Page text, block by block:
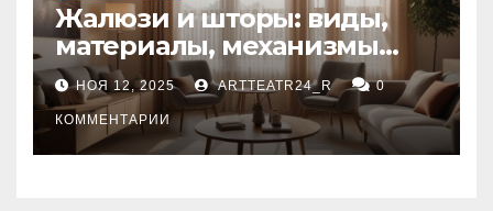
Жалюзи и шторы: виды,
материалы, механизмы
управления и уход
НОЯ 12, 2025 ARTTEATR24_R 0
КОММЕНТАРИИ